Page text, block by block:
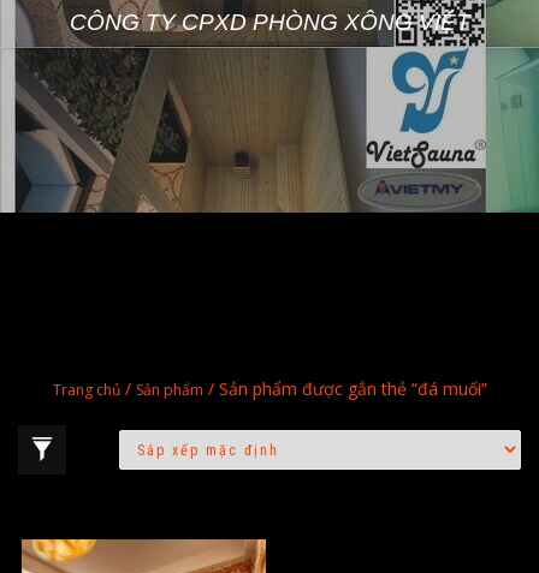
CÔNG TY CPXD PHÒNG XÔNG VIỆT
Trang chủ/ Sản phẩm / Sản phẩm được gắn thẻ “đá muối”